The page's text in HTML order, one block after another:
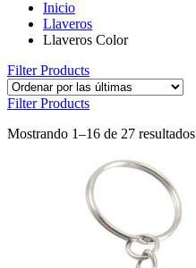
Inicio
Llaveros
Llaveros Color
Filter Products
Filter Products
Mostrando 1–16 de 27 resultados